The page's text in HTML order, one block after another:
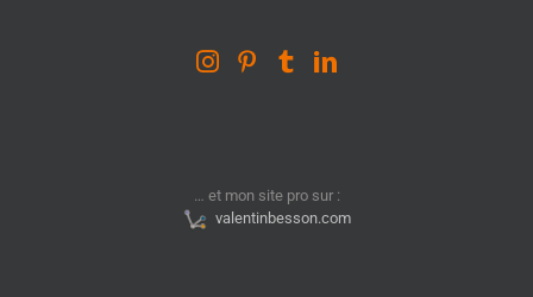
… et mon site pro sur :
valentinbesson.com